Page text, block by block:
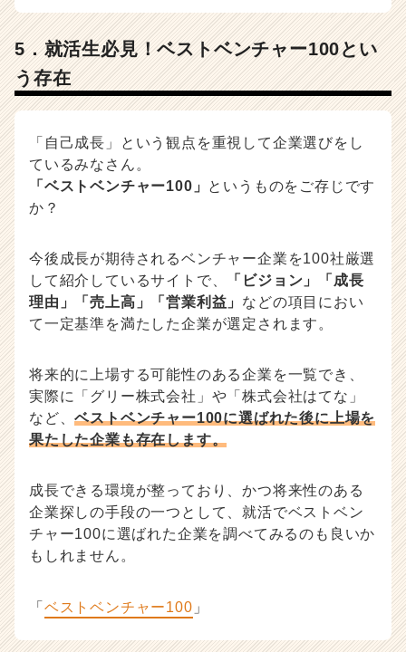
5．就活生必見！ベストベンチャー100とい
う存在
「自己成長」という観点を重視して企業選びをし
ているみなさん。
「ベストベンチャー100」 というものをご存じです
か？
今後成長が期待されるベンチャー企業を100社厳選
して紹介しているサイトで、
「ビジョン」「成長
理由」「売上高」「営業利益」 などの項目におい
て一定基準を満たした企業が選定されます。
将来的に上場する可能性のある企業を一覧でき、
実際に「グリー株式会社」や「株式会社はてな」
など、ベストベンチャー100に選ばれた後に上場を
果たした企業も存在します。
成長できる環境が整っており、かつ将来性のある
企業探しの手段の一つとして、就活でベストベン
チャー100に選ばれた企業を調べてみるのも良いか
もしれません。
「 ベストベンチャー100 」